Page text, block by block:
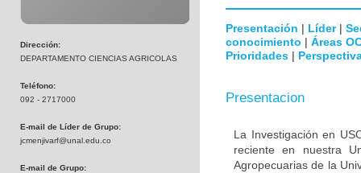
Dirección:
DEPARTAMENTO CIENCIAS AGRICOLAS
Teléfono:
092 - 2717000
E-mail de Líder de Grupo:
jcmenjivarf@unal.edu.co
E-mail de Grupo:
Presentación | Líder|
conocimiento | Áreas
Prioridades |
Presentacion
La Investigación en
reciente en nuestra
Agropecuarias de la